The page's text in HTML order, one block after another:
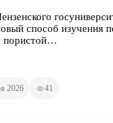
способ изучения
пористой…
2026 41